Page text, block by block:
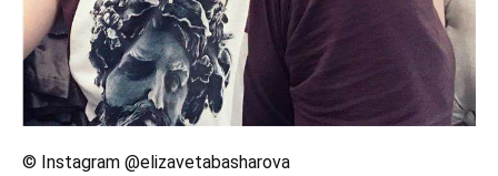
© Instagram @elizavetabasharova